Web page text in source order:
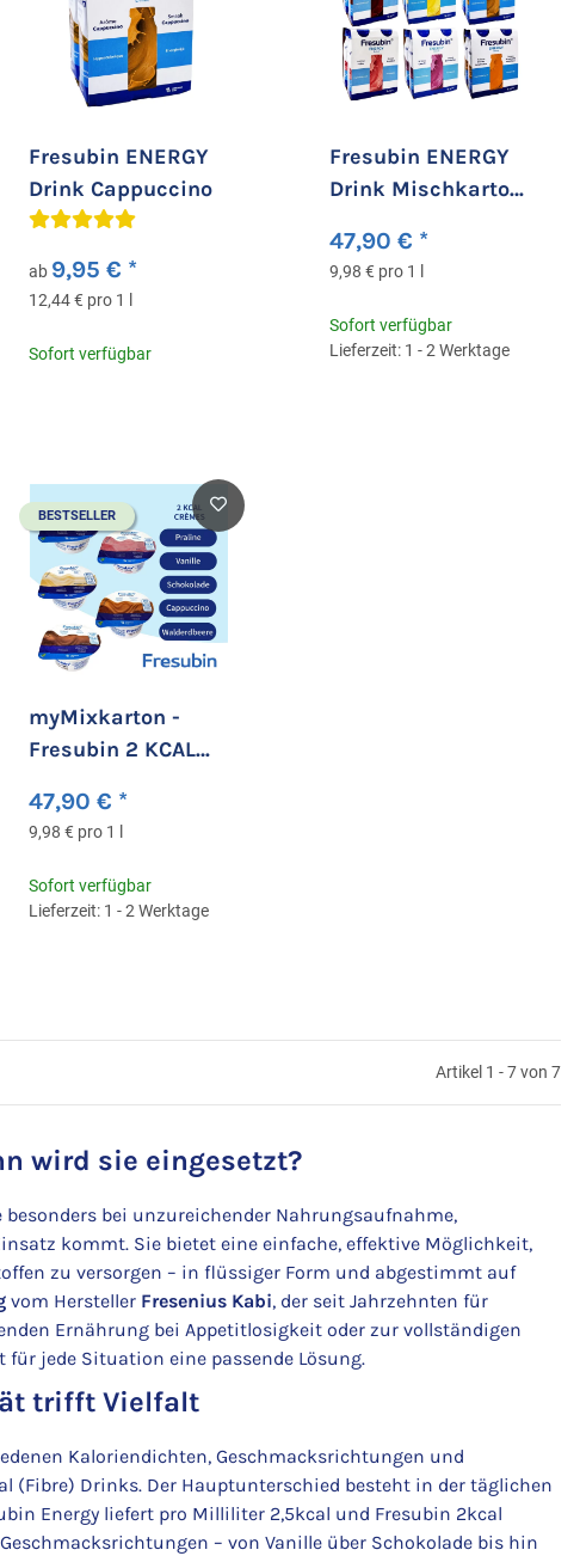
Fresubin ENERGY
Drink Cappuccino
ab 9,95 € *
12,44 € pro 1 l
Sofort verfügbar
Fresubin ENERGY
Drink Mischkarton
47,90 € *
9,98 € pro 1 l
Sofort verfügbar
Lieferzeit: 1 - 2 Werktage
BESTSELLER
myMixkarton -
Fresubin 2 KCAL
47,90 € *
9,98 € pro 1 l
Sofort verfügbar
Lieferzeit: 1 - 2 Werktage
Artikel 1 - 7 von 7
wird sie eingesetzt?
bei unzureichender Nahrungsaufnahme,
kommt. Sie bietet eine einfache, effektive Möglichkeit,
zu versorgen – in flüssiger Form und abgestimmt auf
vom Hersteller Fresenius Kabi, der seit Jahrzehnten für
Ernährung bei Appetitlosigkeit oder zur vollständigen
für jede Situation eine passende Lösung.
trifft Vielfalt
Kaloriendichten, Geschmacksrichtungen und
(Fibre) Drinks. Der Hauptunterschied besteht in der täglichen
Energy liefert pro Milliliter 2,5kcal und Fresubin 2kcal
– von Vanille über Schokolade bis hin